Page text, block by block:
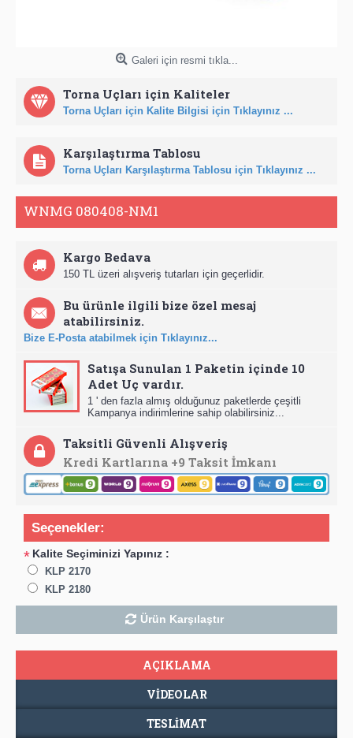
Galeri için resmi tıkla...
Torna Uçları için Kaliteler
Torna Uçları için Kalite Bilgisi için Tıklayınız ...
Karşılaştırma Tablosu
Torna Uçları Karşılaştırma Tablosu için Tıklayınız ...
WNMG 080408-NM1
Kargo Bedava
150 TL üzeri alışveriş tutarları için geçerlidir.
Bu ürünle ilgili bize özel mesaj
atabilirsiniz.
Bize E-Posta atabilmek için Tıklayınız...
Satışa Sunulan 1 Paketin içinde 10
Adet Uç vardır.
1 ' den fazla almış olduğunuz paketlerde çeşitli
Kampanya indirimlerine sahip olabilirsiniz...
Taksitli Güvenli Alışveriş
Kredi Kartlarına +9 Taksit İmkanı
Seçenekler:
* Kalite Seçiminizi Yapınız :
KLP 2170
KLP 2180
Ürün Karşılaştır
AÇIKLAMA
VIDEOLAR
TESLIMAT